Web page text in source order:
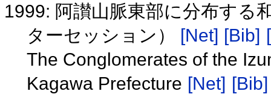
1999: 阿讃山脈東部に分布する
ターセッション） [Net] [Bib]
The Conglomerates of the
Kagawa Prefecture [Net] [Bib]